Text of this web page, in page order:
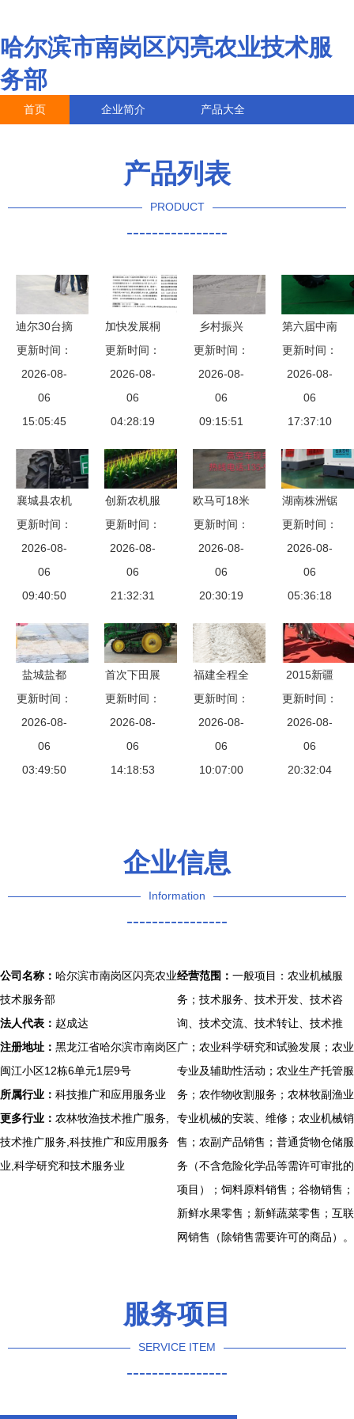
哈尔滨市南岗区闪亮农业技术服
务部
首页 企业简介 产品大全
产品列表
PRODUCT
----------------
迪尔30台摘
棉机交付新
疆，服务
成“王牌”获
信任
更新时间：
2026-08-
06
15:05:45
加快发展桐
乡市农机维
修服务业的
措施与建议
更新时间：
2026-08-
06
04:28:19
乡村振兴
农机先行 |
扎根“服
务”，突
出“专
海其立农机
服务专业合
作社的农机
更新时间：
2026-08-
06
09:15:51
第六届中南
农机机电产
品展示交易
会湘潭举行
成交额过
更新时间：
2026-08-
06
17:37:10
襄城县农机
部门全力以
赴备战三
夏，农业机
械服务全面
更新时间：
2026-08-
06
09:40:50
创新农机服
务机制 助
力乡村振兴
发展——深
入推进农机
体系建设的
实践与思考
更新时间：
2026-08-
06
21:32:31
欧马可18米
高空车现车
特价出售
——厦工品
质助力农业
更新时间：
2026-08-
06
20:30:19
湖南株洲锯
末颗粒机分
期付款 木
屑颗粒机生
产线价格与
攻略
更新时间：
2026-08-
06
05:36:18
盐城盐都
农机科技志
愿者上门服
务保春耕
更新时间：
2026-08-
06
03:49:50
首次下田展
演！湖北省
首届新型农
机装备田间
展引领农业
更新时间：
2026-08-
06
14:18:53
福建全程全
面推进农业
机械化 农
业机械服务
提质增效
更新时间：
2026-08-
06
10:07:00
2015新疆
农机博览会
盛大开幕，
大型农机具
成亮点，引
更新时间：
2026-08-
06
20:32:04
企业信息
Information
----------------
公司名称： 哈尔滨市南岗区闪亮农业
技术服务部
法人代表： 赵成达
注册地址： 黑龙江省哈尔滨市南岗区
闽江小区12栋6单元1层9号
所属行业： 科技推广和应用服务业
更多行业： 农林牧渔技术推广服务,
技术推广服务,科技推广和应用服务
业,科学研究和技术服务业
经营范围： 一般项目：农业机械服
务；技术服务、技术开发、技术咨
询、技术交流、技术转让、技术推
广；农业科学研究和试验发展；农业
专业及辅助性活动；农业生产托管服
务；农作物收割服务；农林牧副渔业
专业机械的安装、维修；农业机械销
售；农副产品销售；普通货物仓储服
务（不含危险化学品等需许可审批的
项目）；饲料原料销售；谷物销售；
新鲜水果零售；新鲜蔬菜零售；互联
网销售（除销售需要许可的商品）。
服务项目
SERVICE ITEM
----------------